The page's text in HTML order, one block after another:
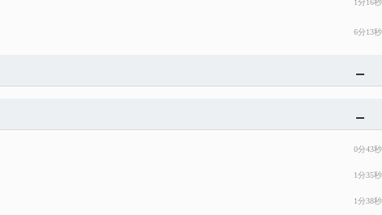
1分16秒
6分13秒
0分43秒
1分35秒
1分38秒